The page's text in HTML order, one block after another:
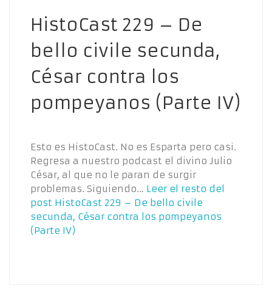
HistoCast 229 – De
bello civile secunda,
César contra los
pompeyanos (Parte IV)
Esto es HistoCast. No es Esparta pero casi.
Regresa a nuestro podcast el divino Julio
César, al que no le paran de surgir
problemas. Siguiendo… Leer el resto del
post HistoCast 229 – De bello civile
secunda, César contra los pompeyanos
(Parte IV)